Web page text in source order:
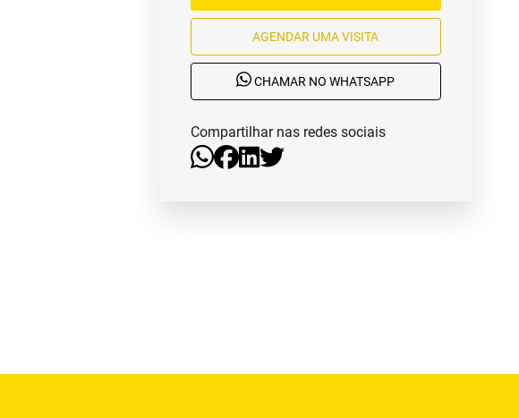
AGENDAR UMA VISITA
CHAMAR NO WHATSAPP
Compartilhar nas redes sociais